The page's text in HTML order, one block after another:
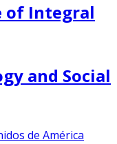
Integral
and Social
de América